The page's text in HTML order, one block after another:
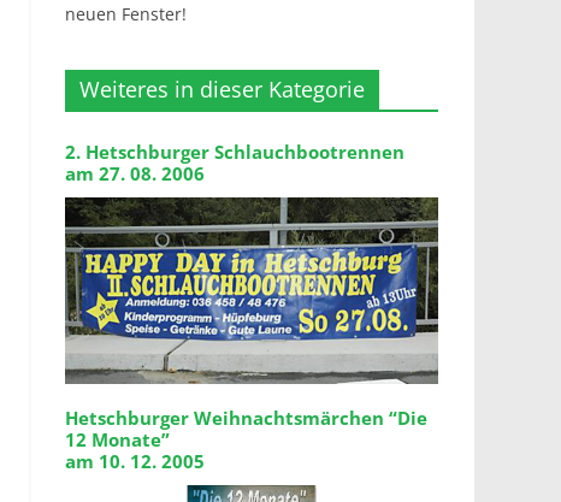
neuen Fenster!
Weiteres in dieser Kategorie
2. Hetschburger Schlauchbootrennen
am 27. 08. 2006
Hetschburger Weihnachtsmärchen “Die
12 Monate”
am 10. 12. 2005